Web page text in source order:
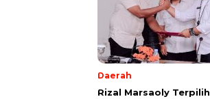
Daerah
Rizal Marsaoly Terpilih